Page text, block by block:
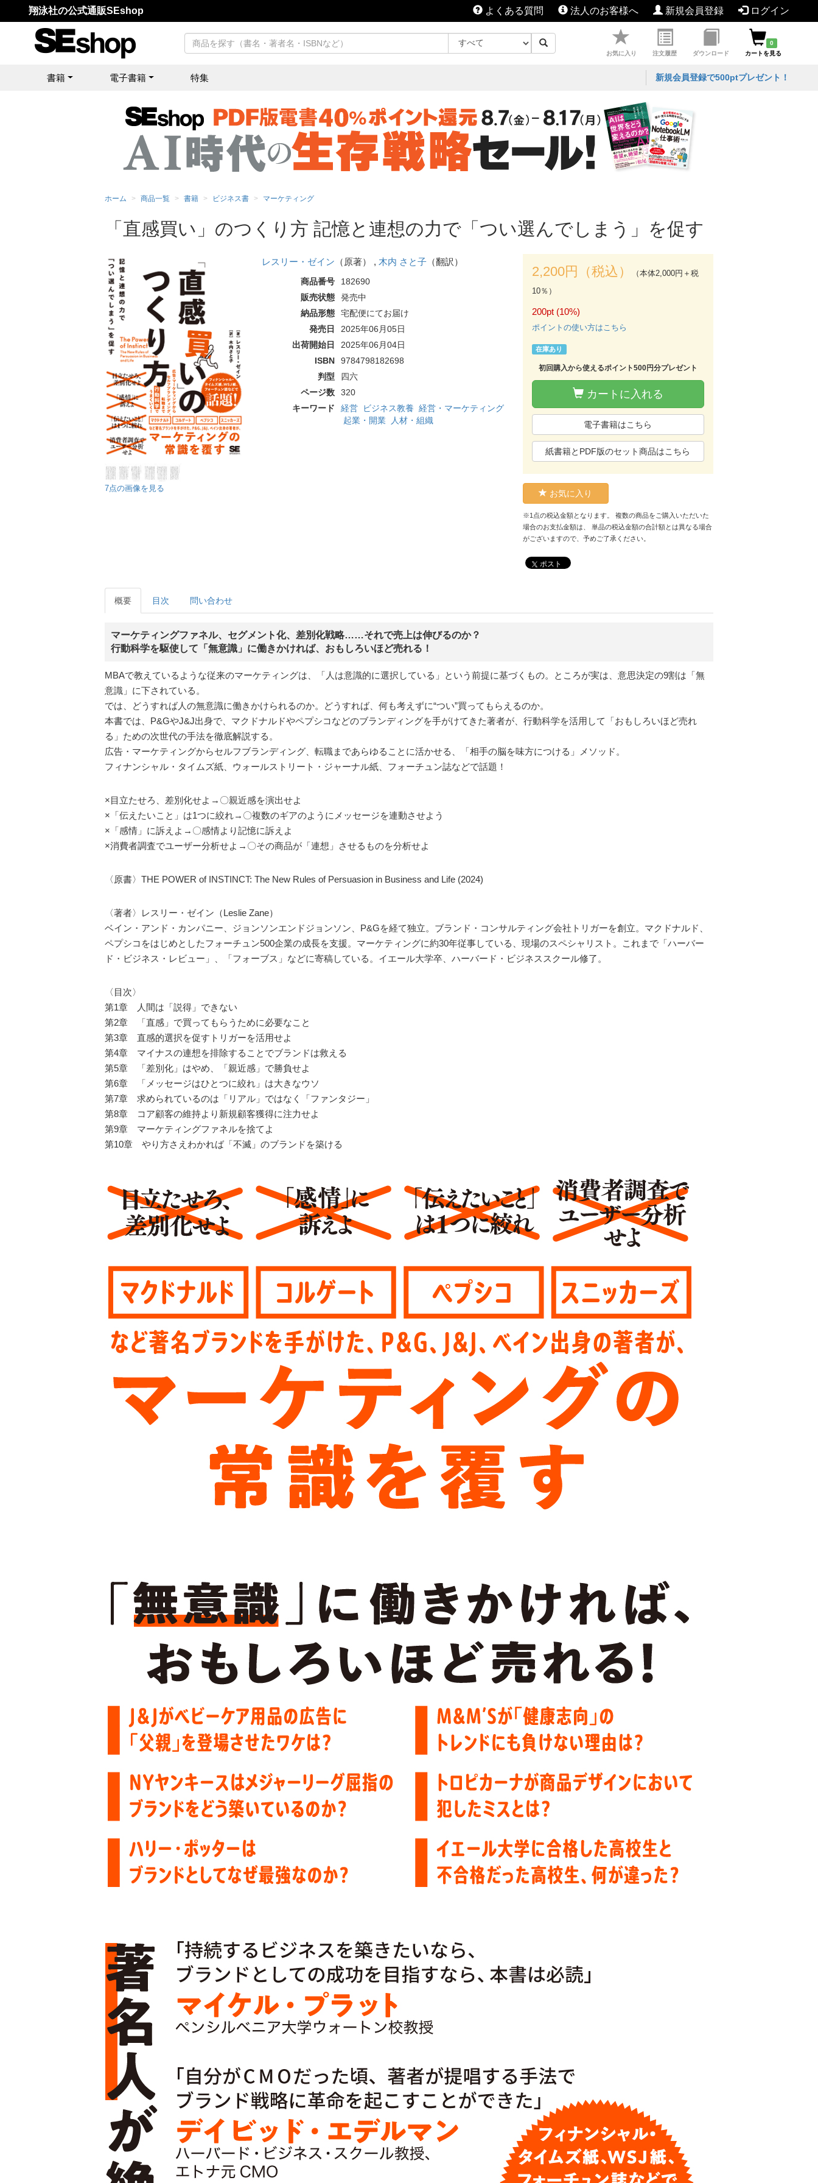
翔泳社の公式通販SEshop よくある質問 法人のお客様へ 新規会員登録 ログイン
お気に入り 注文履歴 ダウンロード
0
カートを見る
書籍 電子書籍 特集 新規会員登録で500ptプレゼント！
ホーム 商品一覧 書籍 ビジネス書 マーケティング
「直感買い」のつくり方 記憶と連想の力で「つい選んでしまう」を促す
7点の画像を見る
レスリー・ゼイン （原著） , 木内 さと子（翻訳）
商品番号
182690
販売状態
発売中
納品形態
宅配便にてお届け
発売日
2025年06月05日
出荷開始日
2025年06月04日
ISBN
9784798182698
判型
四六
ページ数
320
キーワード
経営 ビジネス教養 経営・マーケティング
起業・開業
人材・組織
2,200円（税込）
（本体2,000円＋税
10％）
200pt (10%)
ポイントの使い方はこちら
在庫あり
初回購入から使えるポイント500円分プレゼント
カートに入れる
電子書籍はこちら
紙書籍とPDF版のセット商品はこちら
お気に入り
※1点の税込金額となります。 複数の商品をご購入いただいた
場合のお支払金額は、 単品の税込金額の合計額とは異なる場合
がございますので、予めご了承ください。
ポスト
概要 目次 問い合わせ
マーケティングファネル、セグメント化、差別化戦略……それで売上は伸びるのか？
行動科学を駆使して「無意識」に働きかければ、おもしろいほど売れる！
MBAで教えているような従来のマーケティングは、「人は意識的に選択している」という前提に基づくもの。ところが実は、意思決定の9割は「無
意識」に下されている。
では、どうすれば人の無意識に働きかけられるのか。どうすれば、何も考えずに“つい”買ってもらえるのか。
本書では、P&GやJ&J出身で、マクドナルドやペプシコなどのブランディングを手がけてきた著者が、行動科学を活用して「おもしろいほど売れ
る」ための次世代の手法を徹底解説する。
広告・マーケティングからセルフブランディング、転職まであらゆることに活かせる、「相手の脳を味方につける」メソッド。
フィナンシャル・タイムズ紙、ウォールストリート・ジャーナル紙、フォーチュン誌などで話題！
×目立たせろ、差別化せよ→〇親近感を演出せよ
×「伝えたいこと」は1つに絞れ→〇複数のギアのようにメッセージを連動させよう
×「感情」に訴えよ→〇感情より記憶に訴えよ
×消費者調査でユーザー分析せよ→〇その商品が「連想」させるものを分析せよ
〈原書〉THE POWER of INSTINCT: The New Rules of Persuasion in Business and Life (2024)
〈著者〉レスリー・ゼイン（Leslie Zane）
ベイン・アンド・カンパニー、ジョンソンエンドジョンソン、P&Gを経て独立。ブランド・コンサルティング会社トリガーを創立。マクドナルド、
ペプシコをはじめとしたフォーチュン500企業の成長を支援。マーケティングに約30年従事している、現場のスペシャリスト。これまで「ハーバー
ド・ビジネス・レビュー」、「フォーブス」などに寄稿している。イエール大学卒、ハーバード・ビジネススクール修了。
〈目次〉
第1章 人間は「説得」できない
第2章 「直感」で買ってもらうために必要なこと
第3章 直感的選択を促すトリガーを活用せよ
第4章 マイナスの連想を排除することでブランドは救える
第5章 「差別化」はやめ、「親近感」で勝負せよ
第6章 「メッセージはひとつに絞れ」は大きなウソ
第7章 求められているのは「リアル」ではなく「ファンタジー」
第8章 コア顧客の維持より新規顧客獲得に注力せよ
第9章 マーケティングファネルを捨てよ
第10章 やり方さえわかれば「不滅」のブランドを築ける